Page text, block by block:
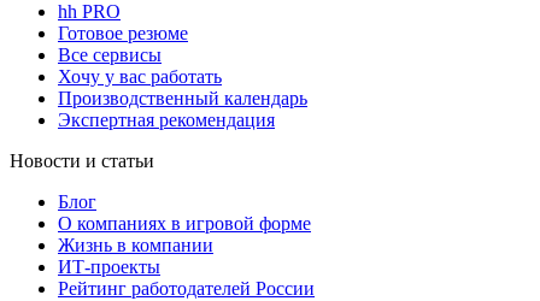
hh PRO
Готовое резюме
Все сервисы
Хочу у вас работать
Производственный календарь
Экспертная рекомендация
Новости и статьи
Блог
О компаниях в игровой форме
Жизнь в компании
ИТ-проекты
Рейтинг работодателей России